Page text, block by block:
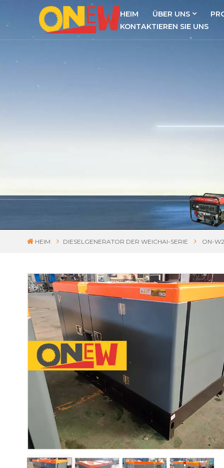
HEIM ÜBER UNS
KONTAKTIEREN SIE UNS
HEIM DIESELGENERATOR DER WEICHAI-SERIE ON-